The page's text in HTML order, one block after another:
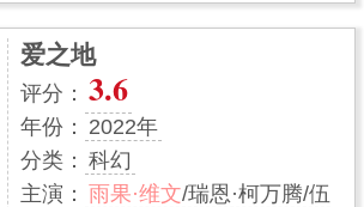
爱之地
评分： 3.6
年份： 2022年
分类： 科幻
主演： 雨果·维文/瑞恩·柯万腾/伍